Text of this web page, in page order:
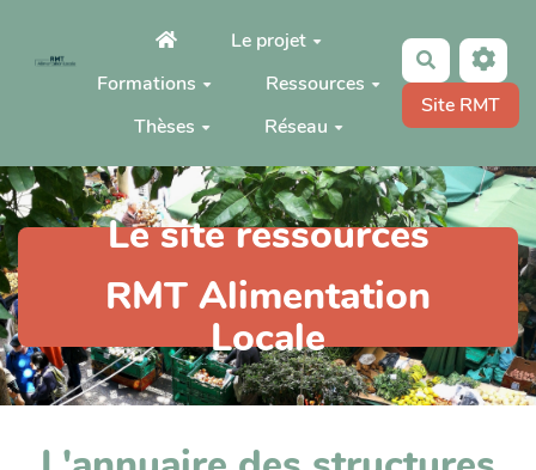
Aller au contenu principalLe projet
Formations
Ressources
Thèses
Réseau
Rechercher
Site RMT
Le site ressources
RMT Alimentation
Locale